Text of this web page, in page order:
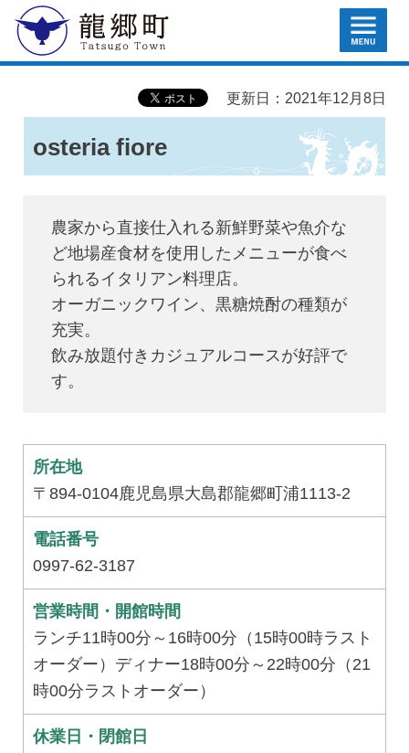
龍郷町 MENU
更新日：2021年12月8日
osteria fiore
農家から直接仕入れる新鮮野菜や魚介な
ど地場産食材を使用したメニューが食べ
られるイタリアン料理店。
オーガニックワイン、黒糖焼酎の種類が
充実。
飲み放題付きカジュアルコースが好評で
す。
所在地
〒894-0104鹿児島県大島郡龍郷町浦1113-2
電話番号
0997-62-3187
営業時間・開館時間
ランチ11時00分～16時00分（15時00時ラスト
オーダー）ディナー18時00分～22時00分（21
時00分ラストオーダー）
休業日・閉館日